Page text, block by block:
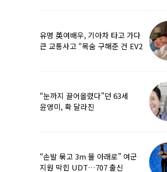
유명 英여배우, 기아차 타고 가다
큰 교통사고 “목숨 구해준 건 EV2
“눈까지 끌어올렸다”던 63세
윤영미, 확 달라진
“손발 묶고 3m 물 아래로” 여군
지원 막힌 UDT…707 출신